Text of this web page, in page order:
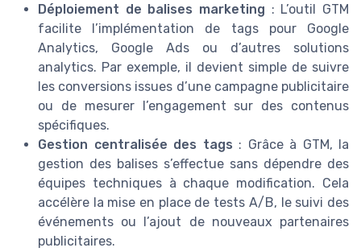
Déploiement de balises marketing : L’outil GTM
facilite l’implémentation de tags pour Google
Analytics, Google Ads ou d’autres solutions
analytics. Par exemple, il devient simple de suivre
les conversions issues d’une campagne publicitaire
ou de mesurer l’engagement sur des contenus
spécifiques.
Gestion centralisée des tags : Grâce à GTM, la
gestion des balises s’effectue sans dépendre des
équipes techniques à chaque modification. Cela
accélère la mise en place de tests A/B, le suivi des
événements ou l’ajout de nouveaux partenaires
publicitaires.